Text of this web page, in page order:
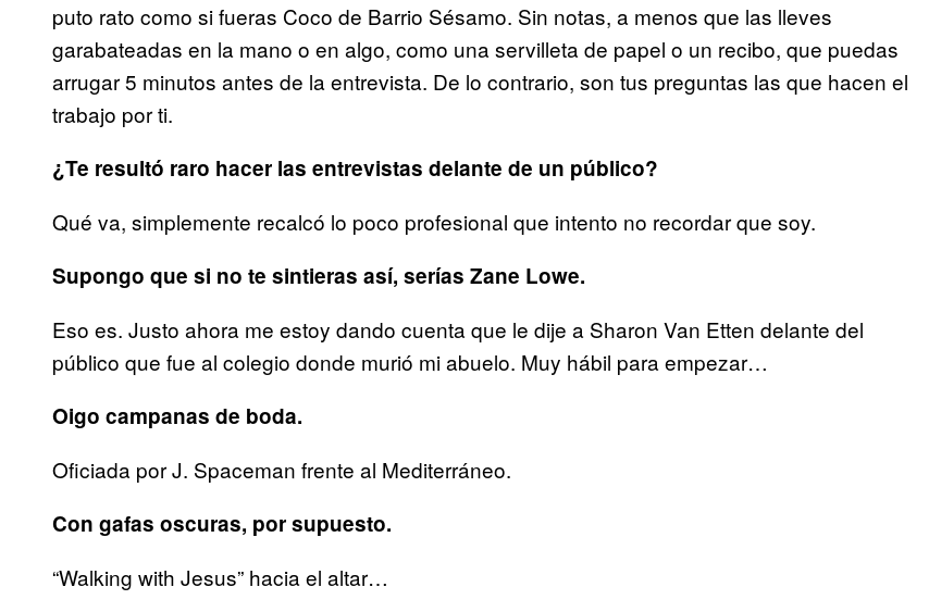
puto rato como si fueras Coco de Barrio Sésamo. Sin notas, a menos que las lleves
garabateadas en la mano o en algo, como una servilleta de papel o un recibo, que puedas
arrugar 5 minutos antes de la entrevista. De lo contrario, son tus preguntas las que hacen el
trabajo por ti.
¿Te resultó raro hacer las entrevistas delante de un público?
Qué va, simplemente recalcó lo poco profesional que intento no recordar que soy.
Supongo que si no te sintieras así, serías Zane Lowe.
Eso es. Justo ahora me estoy dando cuenta que le dije a Sharon Van Etten delante del
público que fue al colegio donde murió mi abuelo. Muy hábil para empezar…
Oigo campanas de boda.
Oficiada por J. Spaceman frente al Mediterráneo.
Con gafas oscuras, por supuesto.
“Walking with Jesus” hacia el altar…